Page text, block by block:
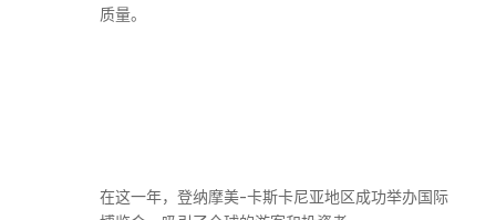
质量。
在这一年，登纳摩美-卡斯卡尼亚地区成功举办国际